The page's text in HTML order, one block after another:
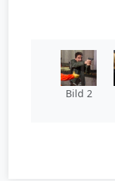
Bild 2